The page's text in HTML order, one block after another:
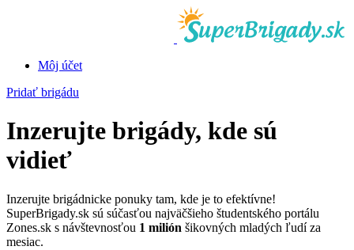
Môj účet
Pridať brigádu
Inzerujte brigády, kde sú
vidieť
Inzerujte brigádnicke ponuky tam, kde je to efektívne!
SuperBrigady.sk sú súčasťou najväčšieho študentského portálu
Zones.sk s návštevnosťou 1 milión šikovných mladých ľudí za
mesiac.